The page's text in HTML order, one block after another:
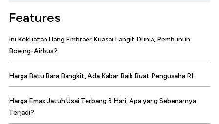
Features
Ini Kekuatan Uang Embraer Kuasai Langit Dunia, Pembunuh
Boeing-Airbus?
Harga Batu Bara Bangkit, Ada Kabar Baik Buat Pengusaha RI
Harga Emas Jatuh Usai Terbang 3 Hari, Apa yang Sebenarnya
Terjadi?